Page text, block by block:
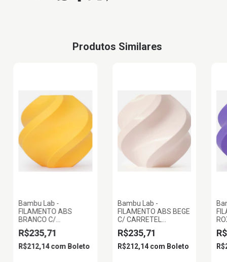
Produtos Similares
Bambu Lab -
FILAMENTO ABS
BRANCO C/
CARRETEL
REUTILIZAVEL 1KG
1.75MM BAMBU LAB
R$235,71
R$212,14com Boleto
Bambu Lab -
FILAMENTO ABS BEGE
C/ CARRETEL
REUTILIZAVEL 1KG
1.75MM BAMBU LAB
R$235,71
R$212,14 com Boleto